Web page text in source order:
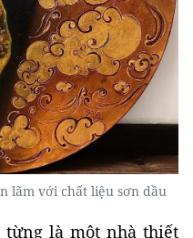
lãm với chất liệu sơn dầu
từng là một nhà thiết